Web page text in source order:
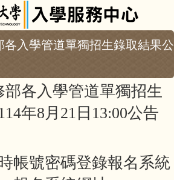
各入學管道單獨招生錄取結果公
部各入學管道單獨招生
年8月21日13:00公告
帳號密碼登錄報名系統